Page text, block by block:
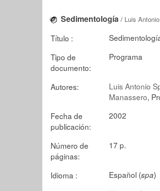
Sedimentología / Luis
Título :
Tipo de
documento:
Programa
Autores: Luis Antonio
Manassero,
Fecha de
publicación:
2002
Número de
páginas:
17 p.
Idioma : Español (spa)